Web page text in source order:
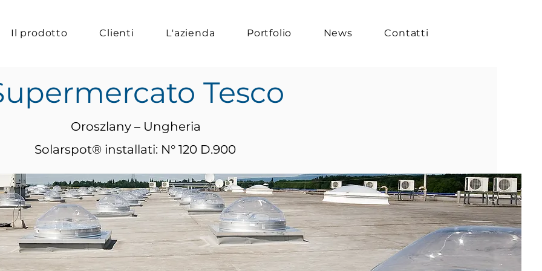
Il prodotto Clienti L'azienda Portfolio News Contatti
Tesco
Oroszlany – Ungheria
Solarspot® installati: N° 120 D.900